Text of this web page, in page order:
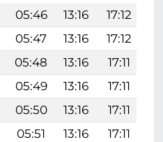
05:46 13:16 17:12
05:47 13:16 17:12
05:48 13:16 17:11
05:49 13:16 17:11
05:50 13:16 17:11
05:51 13:16 17:11